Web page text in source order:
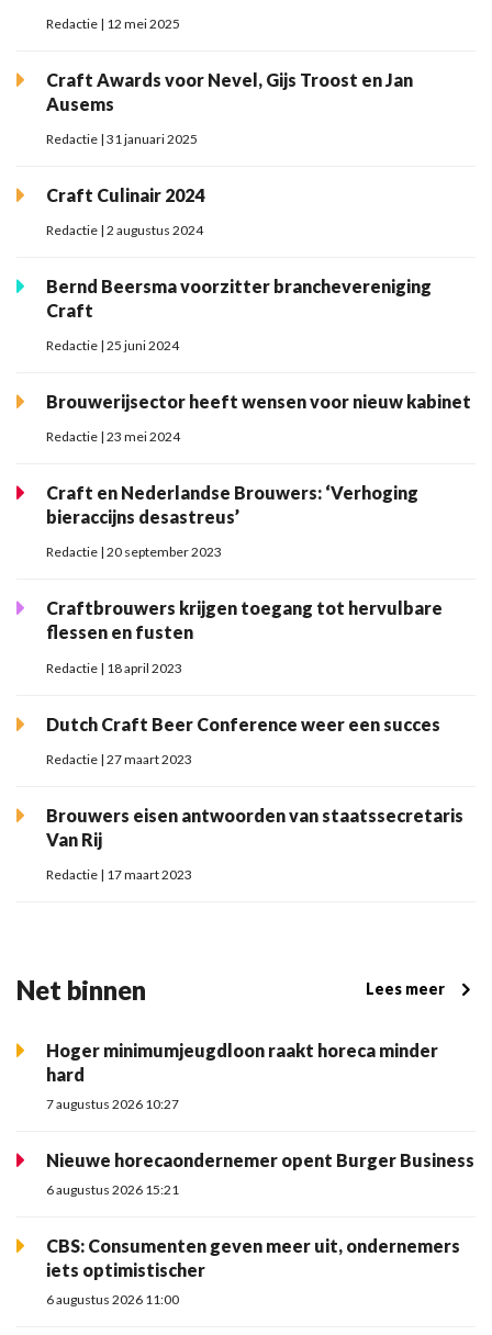
Redactie | 12 mei 2025
Craft Awards voor Nevel, Gijs Troost en Jan
Ausems
Redactie | 31 januari 2025
Craft Culinair 2024
Redactie | 2 augustus 2024
Bernd Beersma voorzitter branchevereniging
Craft
Redactie | 25 juni 2024
Brouwerijsector heeft wensen voor nieuw kabinet
Redactie | 23 mei 2024
Craft en Nederlandse Brouwers: ‘Verhoging
bieraccijns desastreus’
Redactie | 20 september 2023
Craftbrouwers krijgen toegang tot hervulbare
flessen en fusten
Redactie | 18 april 2023
Dutch Craft Beer Conference weer een succes
Redactie | 27 maart 2023
Brouwers eisen antwoorden van staatssecretaris
Van Rij
Redactie | 17 maart 2023
Net binnen Lees meer
Hoger minimumjeugdloon raakt horeca minder
hard
7 augustus 2026 10:27
Nieuwe horecaondernemer opent Burger Business
6 augustus 2026 15:21
CBS: Consumenten geven meer uit, ondernemers
iets optimistischer
6 augustus 2026 11:00